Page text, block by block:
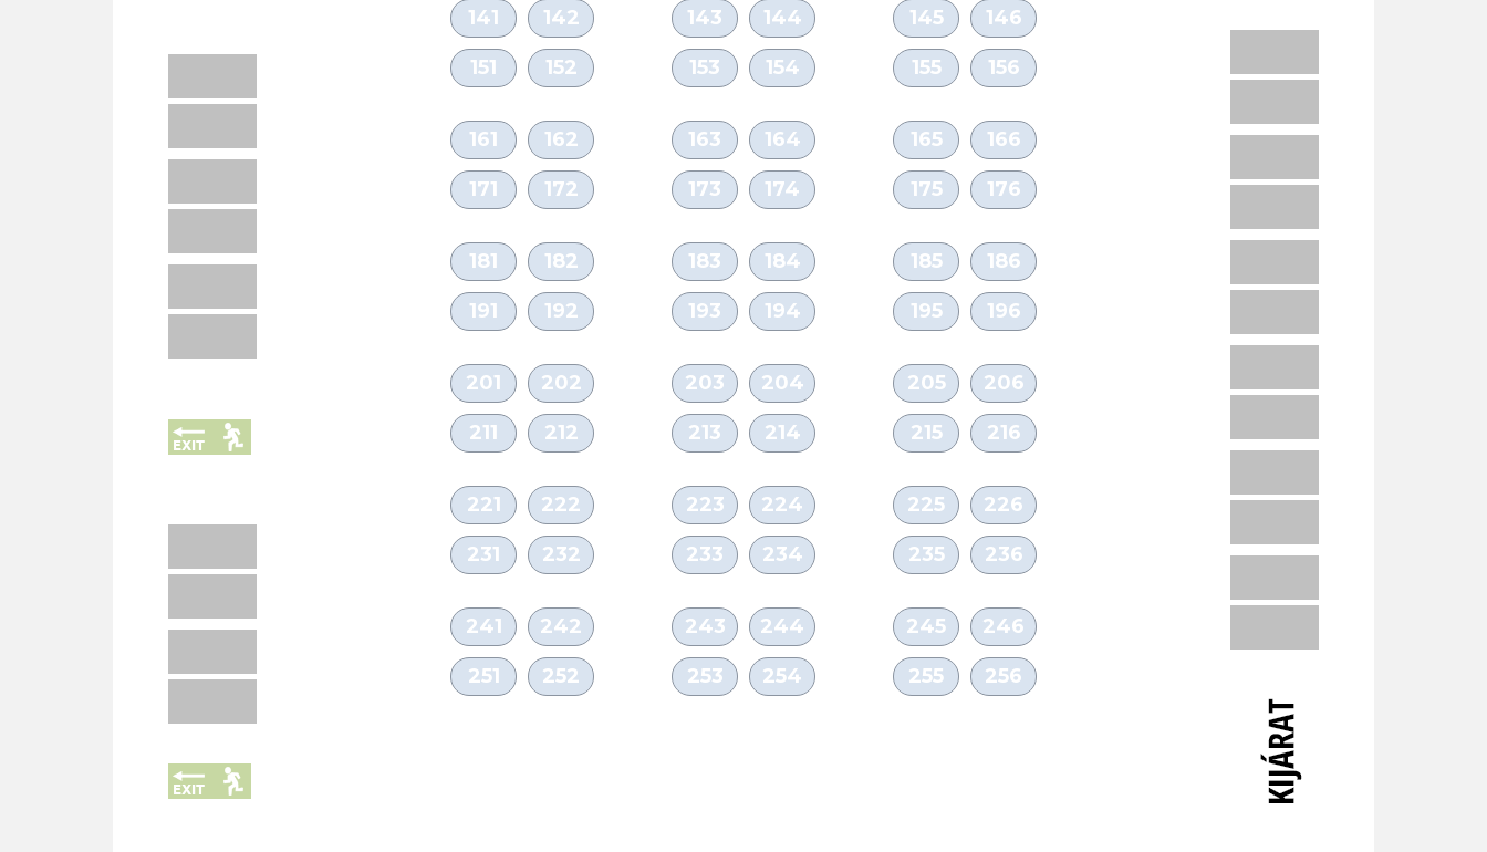
141 142 143 144 145 146
151 152 153 154 155 156
161 162 163 164 165 166
171 172 173 174 175 176
181 182 183 184 185 186
191 192 193 194 195 196
201 202 203 204 205 206
211 212 213 214 215 216
221 222 223 224 225 226
231 232 233 234 235 236
241 242 243 244 245 246
251 252 253 254 255 256